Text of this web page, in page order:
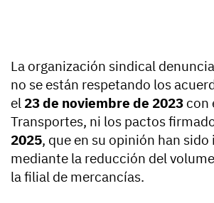
La organización sindical
no se están respetando los
el 23 de noviembre de 2023 con
Transportes, ni los pactos
2025, que en su opinión han
mediante la reducción del
la filial de mercancías.